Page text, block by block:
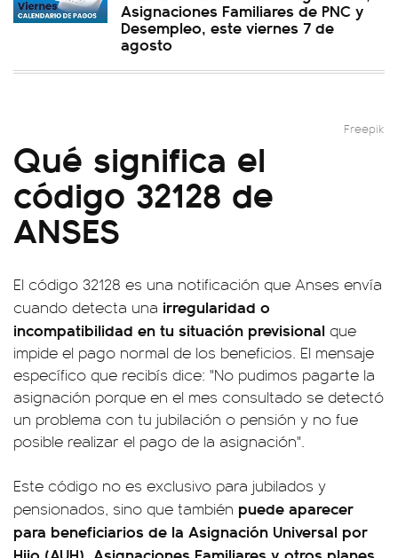
Asignaciones Familiares de PNC y
Desempleo, este viernes 7 de
agosto
Freepik
Qué significa el
código 32128 de
ANSES
El código 32128 es una notificación que Anses envía
cuando detecta una irregularidad o
incompatibilidad en tu situación previsional que
impide el pago normal de los beneficios. El mensaje
específico que recibís dice: "No pudimos pagarte la
asignación porque en el mes consultado se detectó
un problema con tu jubilación o pensión y no fue
posible realizar el pago de la asignación".
Este código no es exclusivo para jubilados y
pensionados, sino que también puede aparecer
para beneficiarios de la Asignación Universal por